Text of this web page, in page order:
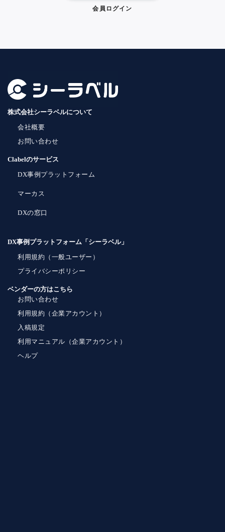
会員ログイン
株式会社シーラベルについて
会社概要
お問い合わせ
Clabelのサービス
DX事例プラットフォーム
マーカス
DXの窓口
DX事例プラットフォーム「シーラベル」
利用規約（一般ユーザー）
プライバシーポリシー
ベンダーの方はこちら
お問い合わせ
利用規約（企業アカウント）
入稿規定
利用マニュアル（企業アカウント）
ヘルプ